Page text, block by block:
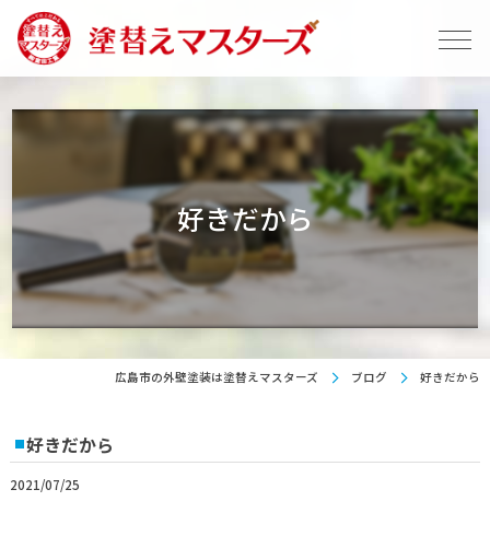
好きだから
広島市の外壁塗装は塗替えマスターズ ブログ 好きだから
好きだから
2021/07/25